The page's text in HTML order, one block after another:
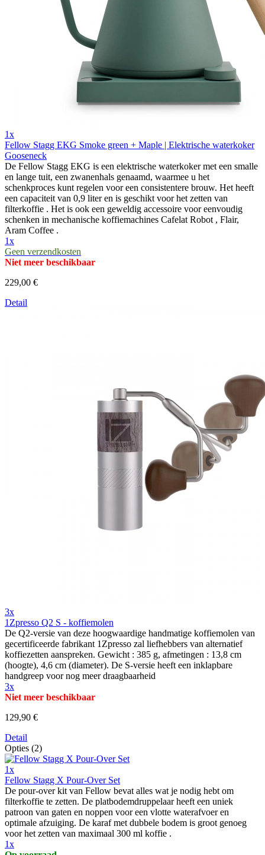
1x
Fellow Stagg EKG Smoke green + Maple | Elektrische waterkoker
Gooseneck
De Fellow Stagg EKG is een elektrische waterkoker met een smalle
en lange tuit, een zwanenhals genaamd, waarmee u het
schenkproces kunt regelen voor een consistentere brouw. Het heeft
een capaciteit van 0,9 liter en is geschikt voor het zetten van
filterkoffie . Het is ook een geweldig accessoire voor eenvoudig
schenken in mechanische koffiemachines Cafelat Robot , Flair,
Aram Coffee .
1x
Geen verzendkosten
Niet meer beschikbaar
229,00 €
Detail
3x
1Zpresso Q2 S - koffiemolen
De Q2-versie van deze hoogwaardige handmatige koffiemolen van
gecertificeerde fabrikant 1Zpresso zal liefhebbers van alternatief
koffiezetten aanspreken. Gewicht : 385 g, afmetingen : 13,8 cm
(hoogte), 4,6 cm (diameter). De S-versie heeft een inklapbare
handgreep voor nog meer draagbaarheid
3x
Niet meer beschikbaar
129,90 €
Detail
Opties (2)
1x
Fellow Stagg X Pour-Over Set
De pour-over kit van Fellow bevat alles wat je nodig hebt om
filterkoffie te zetten. De platbodemdruppelaar heeft een uniek
patroon van gaten en noppen voor een vlotte waterafvoer en
optimale afzuiging. De karaf met dubbele bodem is groot genoeg
voor het zetten van maximaal 300 ml koffie .
1x